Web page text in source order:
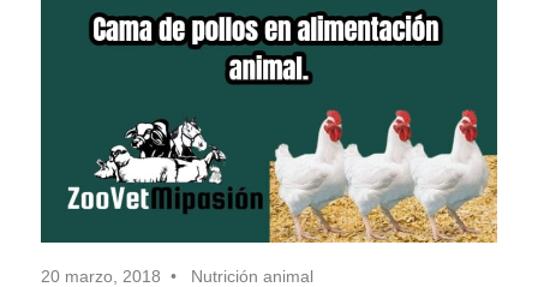
20 marzo, 2018 Nutrición animal